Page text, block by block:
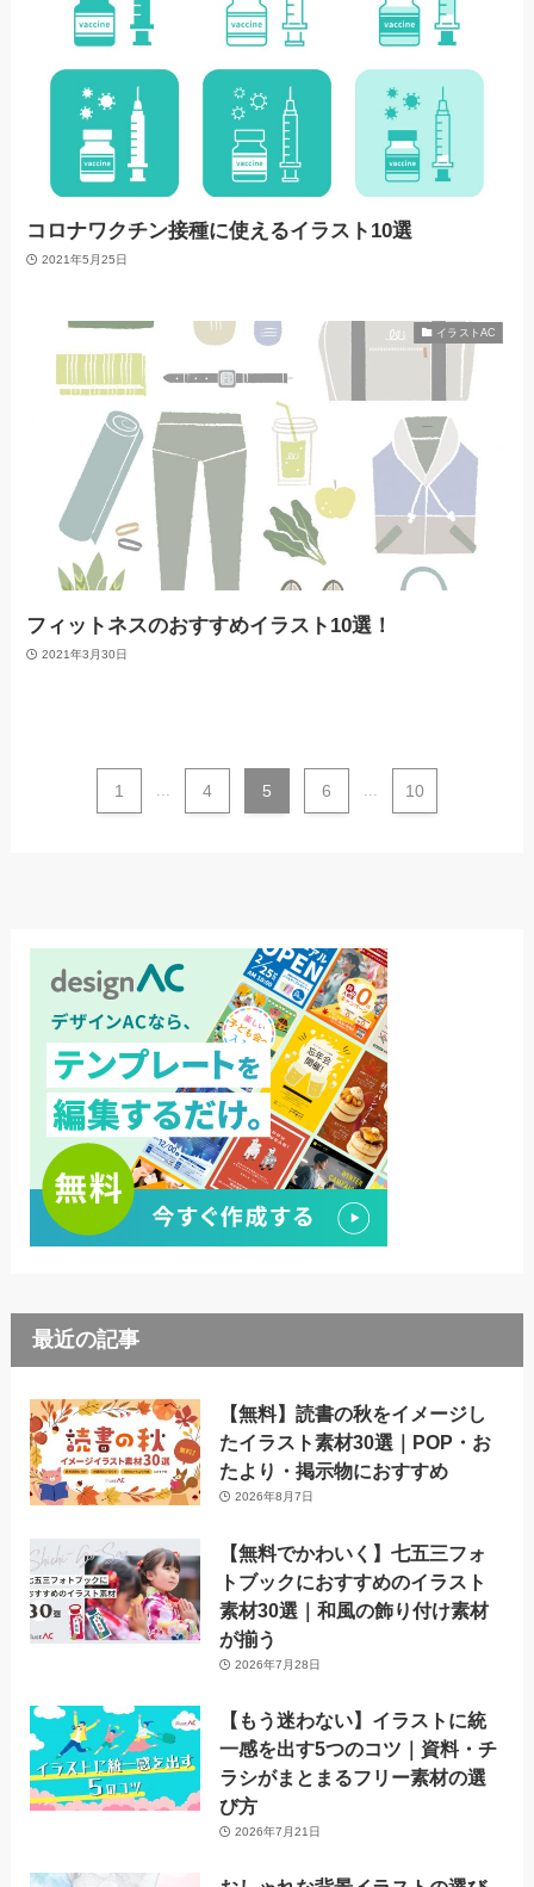
コロナワクチン接種に使えるイラスト10選
2021年5月25日
イラストAC
フィットネスのおすすめイラスト10選！
2021年3月30日
1 ... 4 5 6 ... 10
最近の記事
【無料】読書の秋をイメージし
たイラスト素材30選｜POP・お
たより・掲示物におすすめ
2026年8月7日
【無料でかわいく】七五三フォ
トブックにおすすめのイラスト
素材30選｜和風の飾り付け素材
が揃う
2026年7月28日
【もう迷わない】イラストに統
一感を出す5つのコツ｜資料・チ
ラシがまとまるフリー素材の選
び方
2026年7月21日